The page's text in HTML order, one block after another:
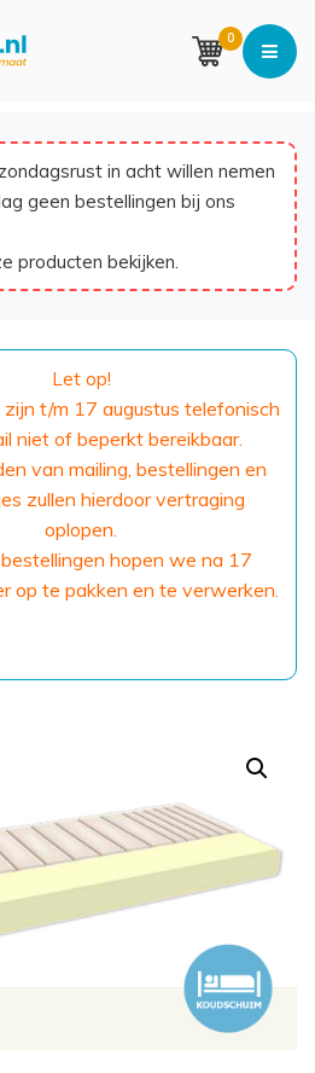
0
in acht willen nemen
geen bestellingen bij ons
producten bekijken.
Let op!
zijn t/m 17 augustus telefonisch
niet of beperkt bereikbaar.
van mailing, bestellingen en
zullen hierdoor vertraging
oplopen.
hopen we na 17
op te pakken en te verwerken.